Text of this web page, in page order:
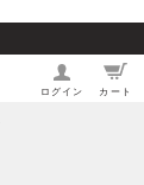
ログイン カート